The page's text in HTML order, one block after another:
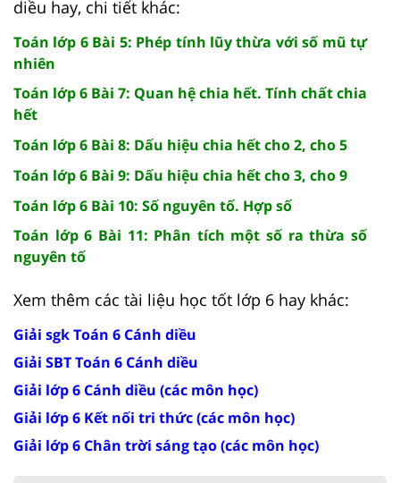
diều hay, chi tiết khác:
Toán lớp 6 Bài 5: Phép tính lũy thừa với số mũ tự
nhiên
Toán lớp 6 Bài 7: Quan hệ chia hết. Tính chất chia
hết
Toán lớp 6 Bài 8: Dấu hiệu chia hết cho 2, cho 5
Toán lớp 6 Bài 9: Dấu hiệu chia hết cho 3, cho 9
Toán lớp 6 Bài 10: Số nguyên tố. Hợp số
Toán lớp 6 Bài 11: Phân tích một số ra thừa số
nguyên tố
Xem thêm các tài liệu học tốt lớp 6 hay khác:
Giải sgk Toán 6 Cánh diều
Giải SBT Toán 6 Cánh diều
Giải lớp 6 Cánh diều (các môn học)
Giải lớp 6 Kết nối tri thức (các môn học)
Giải lớp 6 Chân trời sáng tạo (các môn học)